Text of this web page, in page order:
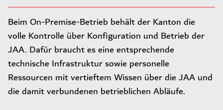
Beim On-Premise-Betrieb behält der Kanton die
volle Kontrolle über Konfiguration und Betrieb der
JAA. Dafür braucht es eine entsprechende
technische Infrastruktur sowie personelle
Ressourcen mit vertieftem Wissen über die JAA und
die damit verbundenen betrieblichen Abläufe.